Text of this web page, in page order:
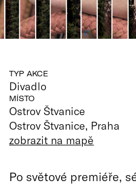
TYP AKCE
Divadlo
MÍSTO
Ostrov Štvanice
Ostrov Štvanice, Praha
zobrazit na mapě
Po světové premiéře,